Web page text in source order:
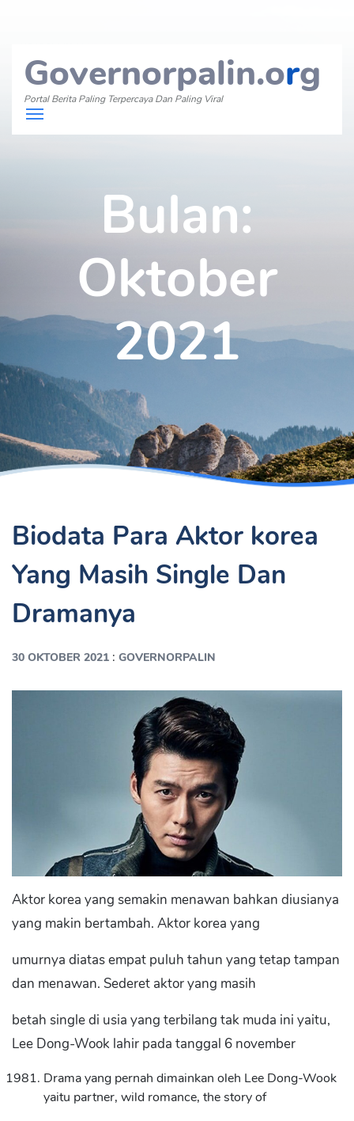
Governorpalin.org
Portal Berita Paling Terpercaya Dan Paling Viral
Bulan:
Oktober
2021
Biodata Para Aktor korea
Yang Masih Single Dan
Dramanya
30 OKTOBER 2021 : GOVERNORPALIN
Aktor korea yang semakin menawan bahkan diusianya
yang makin bertambah. Aktor korea yang
umurnya diatas empat puluh tahun yang tetap tampan
dan menawan. Sederet aktor yang masih
betah single di usia yang terbilang tak muda ini yaitu,
Lee Dong-Wook lahir pada tanggal 6 november
Drama yang pernah dimainkan oleh Lee Dong-Wook
yaitu partner, wild romance, the story of